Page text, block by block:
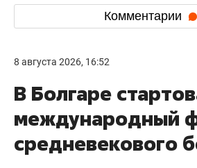
Комментарии
8 августа 2026, 16:52
В Болгаре
международный
средневекового